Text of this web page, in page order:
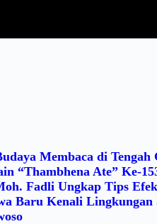
Membaca di
“Thambhena Ate” Ke-
Fadli Ungkap Tips
Baru Kenali Lingkungan